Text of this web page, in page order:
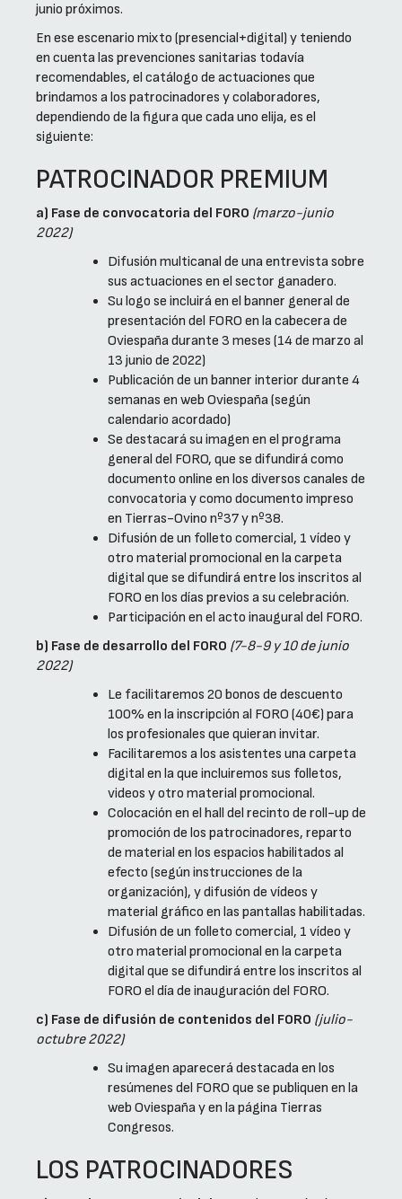
junio próximos.
En ese escenario mixto (presencial+digital) y teniendo
en cuenta las prevenciones sanitarias todavía
recomendables, el catálogo de actuaciones que
brindamos a los patrocinadores y colaboradores,
dependiendo de la figura que cada uno elija, es el
siguiente:
PATROCINADOR PREMIUM
a) Fase de convocatoria del FORO (marzo-junio
2022)
Difusión multicanal de una entrevista sobre
sus actuaciones en el sector ganadero.
Su logo se incluirá en el banner general de
presentación del FORO en la cabecera de
Oviespaña durante 3 meses (14 de marzo al
13 junio de 2022)
Publicación de un banner interior durante 4
semanas en web Oviespaña (según
calendario acordado)
Se destacará su imagen en el programa
general del FORO, que se difundirá como
documento online en los diversos canales de
convocatoria y como documento impreso
en Tierras-Ovino nº37 y nº38.
Difusión de un folleto comercial, 1 vídeo y
otro material promocional en la carpeta
digital que se difundirá entre los inscritos al
FORO en los días previos a su celebración.
Participación en el acto inaugural del FORO.
b) Fase de desarrollo del FORO (7-8-9 y 10 de junio
2022)
Le facilitaremos 20 bonos de descuento
100% en la inscripción al FORO (40€) para
los profesionales que quieran invitar.
Facilitaremos a los asistentes una carpeta
digital en la que incluiremos sus folletos,
videos y otro material promocional.
Colocación en el hall del recinto de roll-up de
promoción de los patrocinadores, reparto
de material en los espacios habilitados al
efecto (según instrucciones de la
organización), y difusión de vídeos y
material gráfico en las pantallas habilitadas.
Difusión de un folleto comercial, 1 vídeo y
otro material promocional en la carpeta
digital que se difundirá entre los inscritos al
FORO el día de inauguración del FORO.
c) Fase de difusión de contenidos del FORO (julio-
octubre 2022)
Su imagen aparecerá destacada en los
resúmenes del FORO que se publiquen en la
web Oviespaña y en la página Tierras
Congresos.
LOS PATROCINADORES